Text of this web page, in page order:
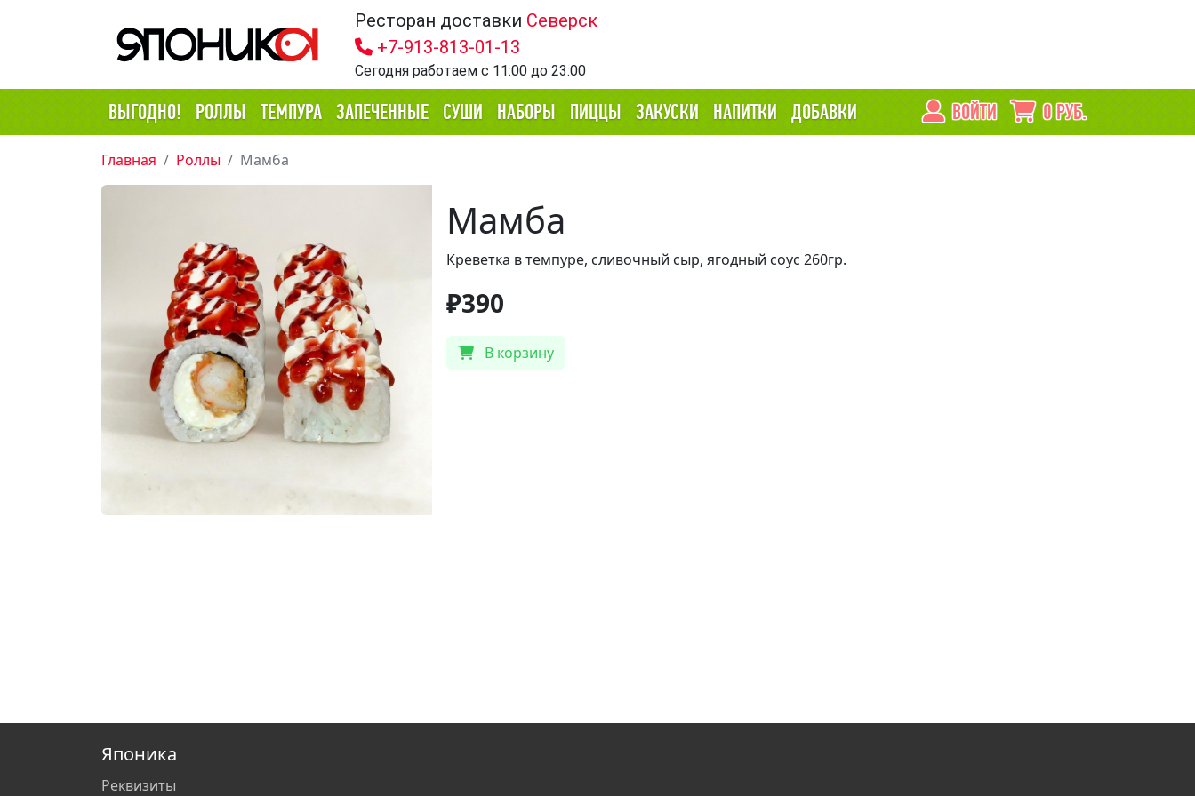
Ресторан доставки Северск
+7-913-813-01-13
Сегодня работаем с 11:00 до 23:00
ВЫГОДНО! РОЛЛЫ ТЕМПУРА ЗАПЕЧЕННЫЕ СУШИ НАБОРЫ ПИЦЦЫ ЗАКУСКИ НАПИТКИ ДОБАВКИ ВОЙТИ 0РУБ.
Главная Роллы Мамба
Мамба
Креветка в темпуре, сливочный сыр, ягодный соус 260гр.
₽390
В корзину
Японика
Реквизиты